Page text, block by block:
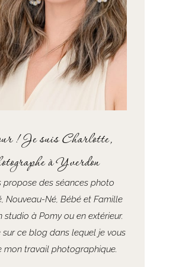
! Je suis Charlotte,
à Yverdon
propose des séances photo
Nouveau-Né, Bébé et Famille
studio à Pomy ou en extérieur.
sur ce blog dans lequel je vous
mon travail photographique.